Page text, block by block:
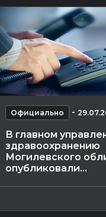
Официально -
В главном
здравоохранению
Могилевского
опубликовали...